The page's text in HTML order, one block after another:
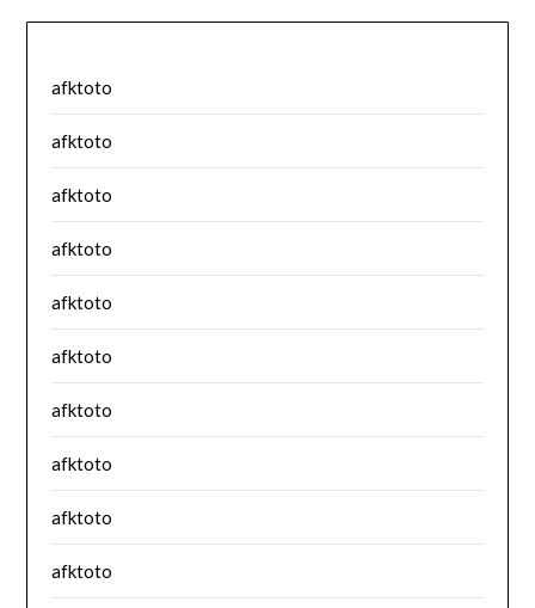
afktoto
afktoto
afktoto
afktoto
afktoto
afktoto
afktoto
afktoto
afktoto
afktoto